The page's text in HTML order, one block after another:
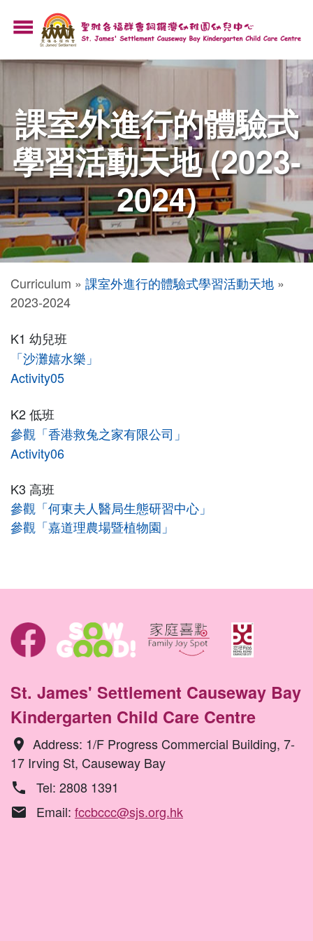
content
menu
課室外進行的體驗式
學習活動天地 (2023-
2024)
Breadcrumb
Curriculum
課室外進行的體驗式學習活動天地
2023-2024
K1 幼兒班
「沙灘嬉水樂」
Activity05
K2 低班
參觀「香港救兔之家有限公司」
Activity06
K3 高班
參觀「何東夫人醫局生態研習中心」
參觀「嘉道理農場暨植物園」
St. James' Settlement Causeway Bay
Kindergarten Child Care Centre
location_on Address: 1/F Progress Commercial Building, 7-
17 Irving St, Causeway Bay
phone Tel: 2808 1391
email Email: fccbccc@sjs.org.hk